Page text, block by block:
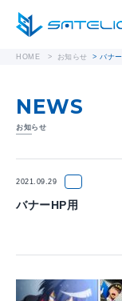
HOME > お知らせ > バナ
NEWS
お知らせ
2021.09.29
バナーHP用